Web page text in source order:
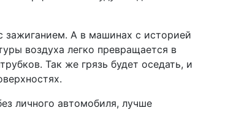
зажиганием. А в машинах с историей
воздуха легко превращается в
Так же грязь будет оседать, и
личного автомобиля, лучше